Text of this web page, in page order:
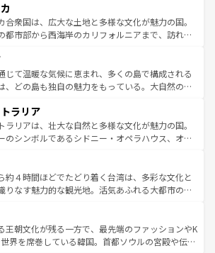
を参照してほしい。
そのまま残る町や、スイスならではのユニークな
あり、アルプス観光だけでなく町歩きも満喫する
きる。国民の所得が高いため物価も高いが、旅行
費無料で観光を楽しむこともできる。 なお、新
ス情報はコンテンツ一覧 を参照してほしい。
合衆国は、広大な土地と多様な文化が魅力の国。
都市部から西海岸のカリフォルニアまで、訪れる
巨大都市は、観光、ショッピング、エンターテイ
が詰まった刺激的なスポットだ。一方、アメリカ
大自然が広がり、グランドキャニオンやイエロー
ーオーリンズでは、音楽と美食が融合した独特の
力。旅行者はアメリカの各地域で異なる魅力を楽
ら、その多様性と豊かな歴史を感じることができ
な旅のスタイルだ。 なお、新着のアメリカ
ンテンツ一覧を参照してほしい。
じて温暖な気候に恵まれ、多くの島で構成される
、どの島も独自の魅力をもっている。大自然の神
見逃せない。また、定番の観光地といえばオアフ
静かな自然を求めるならマウイ島やカウアイ島が
。エメラルドグリーンに輝く海をはじめ、豊かな
てなしの心で訪れる人々を迎えてくれるハワイの
いしいローカルフードやハワイアンミュージッ
的なフラダンスなど、すべてがハワイの魅力を彩
味わってほしい。 なお、新着のハワイ情報
ンツ一覧を参照してほしい。
ラリア
ラリアは、壮大な自然と多様な文化が魅力の国。
のシンボルであるシドニー・オペラハウス、オー
フや大陸中央部にそびえるウルル（エアーズロッ
スマニアの美しい原生林やケアンズの熱帯雨林な
ころがたくさん。また、カフェやワイン、オージ
クティビティも充実しており、サーフィンやダイ
ハイキングなど、アウトドア好きにはたまらな
ストラリアの多彩な魅力を存分に味わいつくそ
約４時間ほどでたどり着く台湾は、多彩な文化と
りなす魅力的な観光地。活気あふれる大都市の台
ひつな山岳地帯である台湾東部など、都市の喧騒
静けさが共存しており、訪れる人に新しい発見と
たらしてくれる。また、奥深い台湾の食文化も魅
王朝文化が残る一方で、最先端のファッションやK
界を席巻している韓国。首都ソウルの宮殿や伝統